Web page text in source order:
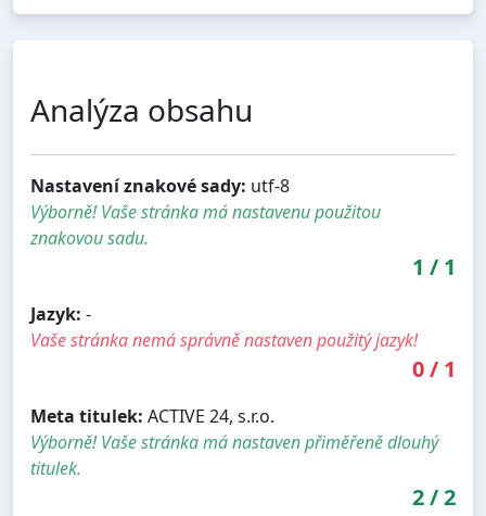
Analýza obsahu
Nastavení znakové sady: utf-8
Výborně! Vaše stránka má nastavenu použitou
znakovou sadu.
1 / 1
Jazyk: -
Vaše stránka nemá správně nastaven použitý jazyk!
0/ 1
Meta titulek: ACTIVE 24, s.r.o.
Výborně! Vaše stránka má nastaven přiměřeně dlouhý
titulek.
2/2